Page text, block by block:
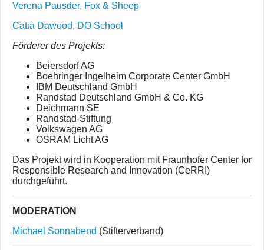
Verena Pausder, Fox & Sheep
Catia Dawood, DO School
Förderer des Projekts:
Beiersdorf AG
Boehringer Ingelheim Corporate Center GmbH
IBM Deutschland GmbH
Randstad Deutschland GmbH & Co. KG
Deichmann SE
Randstad-Stiftung
Volkswagen AG
OSRAM Licht AG
Das Projekt wird in Kooperation mit Fraunhofer Center for
Responsible Research and Innovation (CeRRI)
durchgeführt.
MODERATION
Michael Sonnabend (Stifterverband)